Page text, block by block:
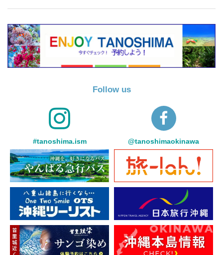
Follow us
#tanoshima.ism @tanoshimaokinawa